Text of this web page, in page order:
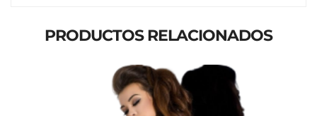
PRODUCTOS RELACIONADOS